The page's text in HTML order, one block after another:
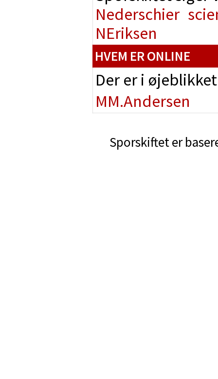
Nederschier
NEriksen
HVEM ER ONLINE
Der er i
MM.Andersen
Sporskiftet er